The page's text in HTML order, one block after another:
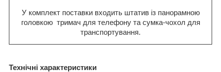
У комплект поставки входить штатив із панорамною
головкою тримач для телефону та сумка-чохол для
транспортування.
Технічні характеристики